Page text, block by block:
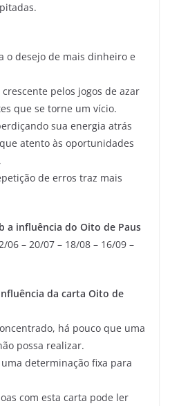
o desejo de mais dinheiro e
pelos jogos de azar
que se torne um vício.
sua energia atrás
atento às oportunidades
de erros traz mais
a influência do Oito de Paus
06 – 20/07 – 18/08 – 16/09 –
da carta Oito de
há pouco que uma
possa realizar.
determinação fixa para
com esta carta pode ler